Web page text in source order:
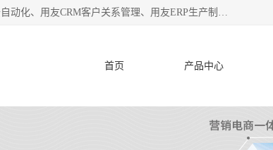
杭州协友软件有限公司主营：用友财务软件、用友进销存软件、用友OA办公自动化、用友CRM客户关系管理、用友ERP生产制造管理等;是一家用友管理软件咨询服务商。自创立至今，一直致力于为客户提供顾问式ERP管理解决方案务，为企业提供了财务管理、供应链和物流管理、生产制造管理、管理、知识与协同管理、客户关系管理等信息化建设领域的应用。
首页 产品中心